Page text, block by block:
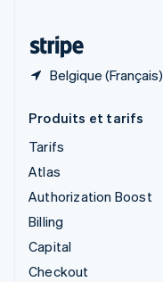
Belgique (Français)
Produits et tarifs
Tarifs
Atlas
Authorization Boost
Billing
Capital
Checkout